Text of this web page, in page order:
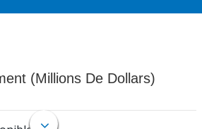
(Millions De Dollars)